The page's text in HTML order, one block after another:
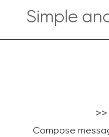
Simple
Compose